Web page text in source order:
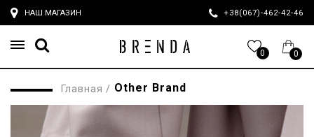
НАШ МАГАЗИН +38(067)-462-42-46
0 0
Главная / Other Brand